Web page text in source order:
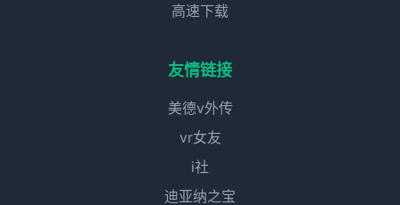
高速下载
友情链接
美德v外传
vr女友
i社
迪亚纳之宝